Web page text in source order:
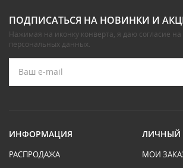
ПОДПИСАТЬСЯ НА НОВИНКИ И
Нажимая на иконку конверта, я даю согласие
персональных данных.
ИНФОРМАЦИЯ
РАСПРОДАЖА
ЛИЧНЫЙ
МОИ